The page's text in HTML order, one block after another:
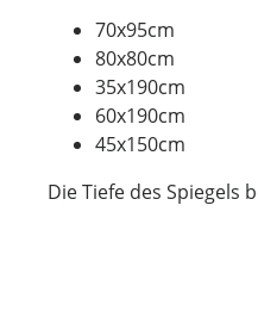
70x95cm
80x80cm
35x190cm
60x190cm
45x150cm
Die Tiefe des Spiegels